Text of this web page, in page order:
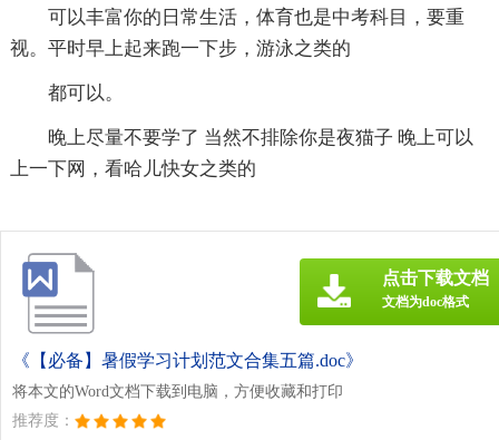
可以丰富你的日常生活，体育也是中考科目，要重
视。平时早上起来跑一下步，游泳之类的
都可以。
晚上尽量不要学了 当然不排除你是夜猫子 晚上可以
上一下网，看哈儿快女之类的
《【必备】暑假学习计划范文合集五篇.doc》
将本文的Word文档下载到电脑，方便收藏和打印
推荐度：
点击下载文档
文档为doc格式